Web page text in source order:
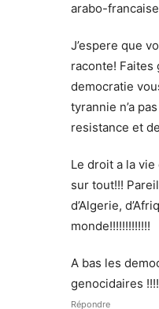
arabo-
J’espere que
raconte! Faites
democratie
tyrannie n’a
resistance et
Le droit a la
sur tout!!!
d’Algerie,
monde!!!!!!!!!!!!!
A bas les
genocidaires
Répondre